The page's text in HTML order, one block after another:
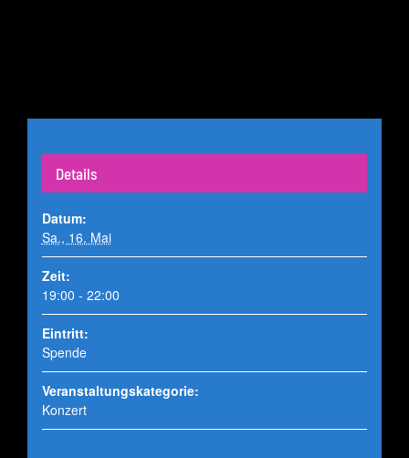
Details
Datum:
Sa., 16. Mai
Zeit:
19:00 - 22:00
Eintritt:
Spende
Veranstaltungskategorie:
Konzert